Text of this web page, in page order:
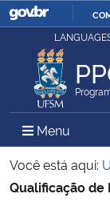
Ministério da Justiça e
Ministério da Defesa
Ministério das
Menu
Você está aqui:
Qualificação de